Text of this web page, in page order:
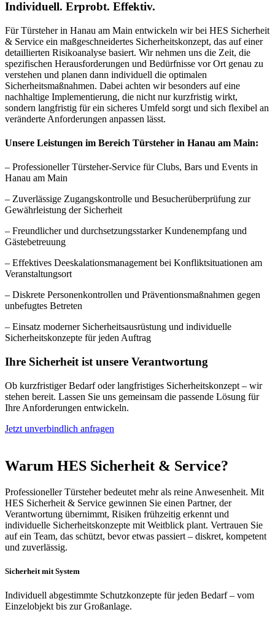
Individuell. Erprobt. Effektiv.
Für Türsteher in Hanau am Main entwickeln wir bei HES Sicherheit
& Service ein maßgeschneidertes Sicherheitskonzept, das auf einer
detaillierten Risikoanalyse basiert. Wir nehmen uns die Zeit, die
spezifischen Herausforderungen und Bedürfnisse vor Ort genau zu
verstehen und planen dann individuell die optimalen
Sicherheitsmaßnahmen. Dabei achten wir besonders auf eine
nachhaltige Implementierung, die nicht nur kurzfristig wirkt,
sondern langfristig für ein sicheres Umfeld sorgt und sich flexibel an
veränderte Anforderungen anpassen lässt.
Unsere Leistungen im Bereich Türsteher in Hanau am Main:
– Professioneller Türsteher-Service für Clubs, Bars und Events in
Hanau am Main
– Zuverlässige Zugangskontrolle und Besucherüberprüfung zur
Gewährleistung der Sicherheit
– Freundlicher und durchsetzungsstarker Kundenempfang und
Gästebetreuung
– Effektives Deeskalationsmanagement bei Konfliktsituationen am
Veranstaltungsort
– Diskrete Personenkontrollen und Präventionsmaßnahmen gegen
unbefugtes Betreten
– Einsatz moderner Sicherheitsausrüstung und individuelle
Sicherheitskonzepte für jeden Auftrag
Ihre Sicherheit ist unsere Verantwortung
Ob kurzfristiger Bedarf oder langfristiges Sicherheitskonzept – wir
stehen bereit. Lassen Sie uns gemeinsam die passende Lösung für
Ihre Anforderungen entwickeln.
Jetzt unverbindlich anfragen
Warum HES Sicherheit & Service?
Professioneller Türsteher bedeutet mehr als reine Anwesenheit. Mit
HES Sicherheit & Service gewinnen Sie einen Partner, der
Verantwortung übernimmt, Risiken frühzeitig erkennt und
individuelle Sicherheitskonzepte mit Weitblick plant. Vertrauen Sie
auf ein Team, das schützt, bevor etwas passiert – diskret, kompetent
und zuverlässig.
Sicherheit mit System
Individuell abgestimmte Schutzkonzepte für jeden Bedarf – vom
Einzelobjekt bis zur Großanlage.